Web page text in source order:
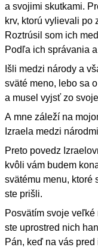
a svojimi skutkami.
krv, ktorú vylievali po
Roztrúsil som ich
Podľa ich správania
Išli medzi národy a
sväté meno, lebo sa
a musel vyjsť zo
A mne záleží na
Izraela medzi
Preto povedz
kvôli vám budem
svätému menu, ktoré
ste prišli.
Posvätím svoje
ste uprostred nich
Pán, keď na vás